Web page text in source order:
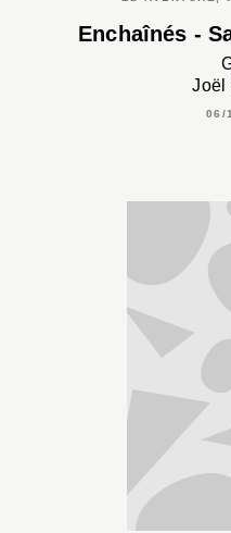
Enchaînés -
Joël
06/